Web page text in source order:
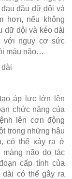
đầu dữ dội và
hơn, nếu không
dữ dội và kéo dài
với nguy cơ sức
máu não…
áp lực lớn lên
chức năng của
lên cơn động
trong những hậu
có thể xảy ra ở
màng não do tác
cấp tính của
dài có thể gây ra